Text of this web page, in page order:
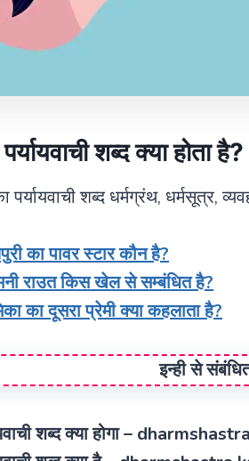
शब्द क्या होता है?
पर्यायवाची शब्द धर्मग्रंथ, धर्मसूत्र,
का पावर स्टार कौन है?
राउत किस खेल से सम्बंधित है?
का दूसरा प्रेमी क्या कहलाता है?
इन्ही से
शब्द क्या होगा –